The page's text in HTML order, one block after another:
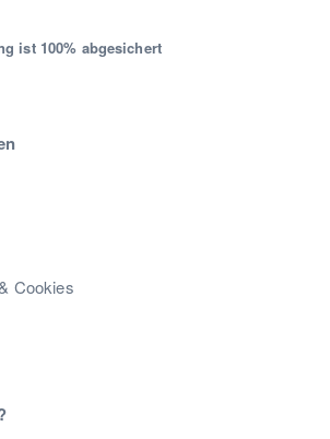
ist 100% abgesichert
Cookies